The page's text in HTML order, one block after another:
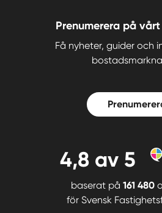
Prenumerera på
Få nyheter, guider och
4,8 av 5
baserat på 161 480
för Svensk